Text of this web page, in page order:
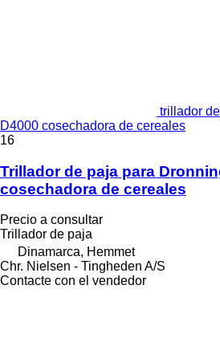
trillador
D4000 cosechadora de cereales
16
Trillador de paja para
cosechadora de cereales
Precio a consultar
Trillador de paja
Dinamarca, Hemmet
Chr. Nielsen - Tingheden A/S
Contacte con el vendedor